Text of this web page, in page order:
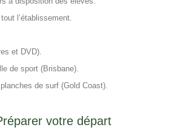
l’établissement.
et DVD).
de sport (Brisbane).
de surf (Gold Coast).
votre départ